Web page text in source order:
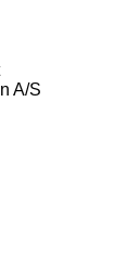
A/S